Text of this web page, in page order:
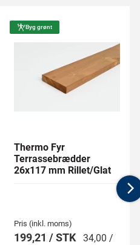
Byg grønt
Thermo Fyr
Terrassebrædder
26x117 mm Rillet/Glat
Pris (inkl. moms)
199,21 / STK 34,00 /